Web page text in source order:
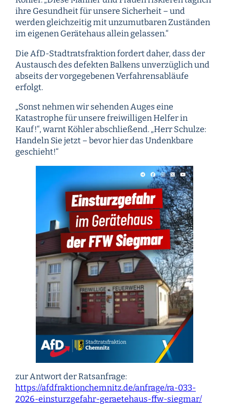
ihre Gesundheit für unsere Sicherheit – und
werden gleichzeitig mit unzumutbaren Zuständen
im eigenen Gerätehaus allein gelassen.“
Die AfD-Stadtratsfraktion fordert daher, dass der
Austausch des defekten Balkens unverzüglich und
abseits der vorgegebenen Verfahrensabläufe
erfolgt.
„Sonst nehmen wir sehenden Auges eine
Katastrophe für unsere freiwilligen Helfer in
Kauf!“, warnt Köhler abschließend. „Herr Schulze:
Handeln Sie jetzt – bevor hier das Undenkbare
geschieht!“
zur Antwort der Ratsanfrage:
https://afdfraktionchemnitz.de/anfrage/ra-033-
2026-einsturzgefahr-geraetehaus-ffw-siegmar/